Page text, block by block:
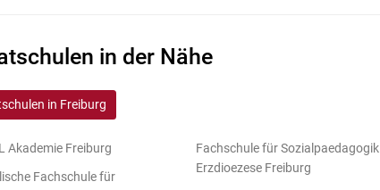
in der Nähe
in Freiburg
Akademie Freiburg
Fachschule für
Fachschule für Sozialpaedagogik
Erzdioezese Freiburg